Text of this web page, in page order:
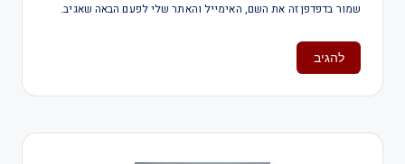
שמור בדפדפן זה את השם, האימייל והאתר שלי לפעם הבאה שאגיב.